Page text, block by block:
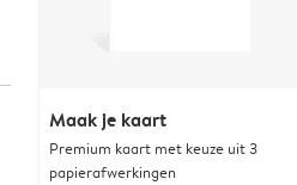
Maak je kaart
Premium kaart met keuze uit 3
papierafwerkingen